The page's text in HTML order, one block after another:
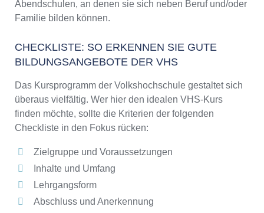
Abendschulen, an denen sie sich neben Beruf und/oder
Familie bilden können.
CHECKLISTE: SO ERKENNEN SIE GUTE
BILDUNGSANGEBOTE DER VHS
Das Kursprogramm der Volkshochschule gestaltet sich
überaus vielfältig. Wer hier den idealen VHS-Kurs
finden möchte, sollte die Kriterien der folgenden
Checkliste in den Fokus rücken:
Zielgruppe und Voraussetzungen
Inhalte und Umfang
Lehrgangsform
Abschluss und Anerkennung